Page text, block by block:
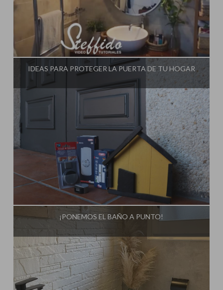
Influencer:Steffido
IDEAS PARA PROTEGER LA PUERTA DE TU HOGAR
Influencer:Steffido
¡PONEMOS EL BAÑO A PUNTO!